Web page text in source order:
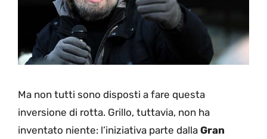
Ma non tutti sono disposti a fare questa
inversione di rotta. Grillo, tuttavia, non ha
inventato niente: l’iniziativa parte dalla Gran